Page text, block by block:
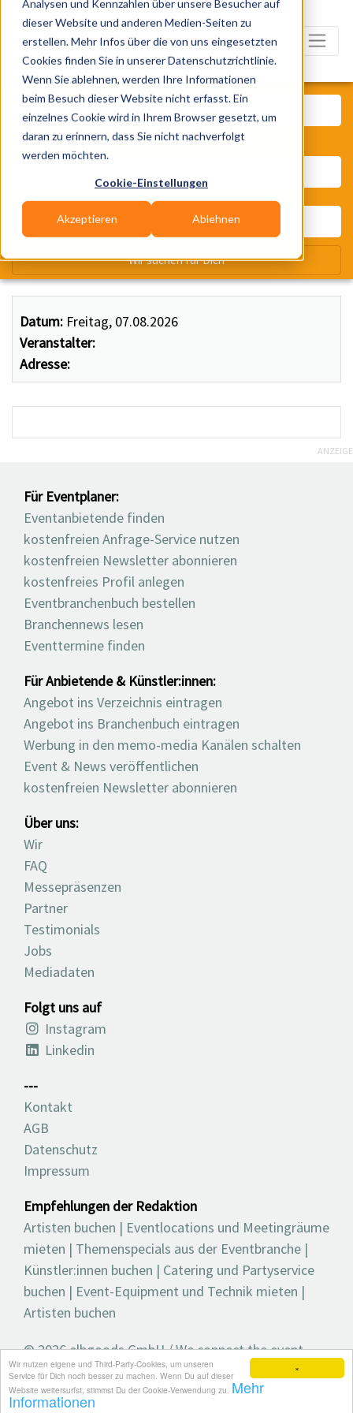
×
Wir nutzen eigene und Third-Party-Cookies, um unseren
Service für Dich noch besser zu machen. Wenn Du auf dieser
Website weitersurfst, stimmst Du der Cookie-Verwendung zu. Mehr
Informationen
Analysen und Kennzahlen über unsere Besucher auf
dieser Website und anderen Medien-Seiten zu
erstellen. Mehr Infos über die von uns eingesetzten
Cookies finden Sie in unserer Datenschutzrichtlinie.
Wenn Sie ablehnen, werden Ihre Informationen
beim Besuch dieser Website nicht erfasst. Ein
einzelnes Cookie wird in Ihrem Browser gesetzt, um
daran zu erinnern, dass Sie nicht nachverfolgt
werden möchten.
Cookie-Einstellungen
Akzeptieren Ablehnen
Datum: Freitag, 07.08.2026
Veranstalter:
Adresse:
Was? Künstler, Zelte, Bands,
Wir suchen für Dich
ANZEIGE
Für Eventplaner:
Eventanbietende finden
kostenfreien Anfrage-Service nutzen
kostenfreien Newsletter abonnieren
kostenfreies Profil anlegen
Eventbranchenbuch bestellen
Branchennews lesen
Eventtermine finden
Für Anbietende & Künstler:innen:
Angebot ins Verzeichnis eintragen
Angebot ins Branchenbuch eintragen
Werbung in den memo-media Kanälen schalten
Event & News veröffentlichen
kostenfreien Newsletter abonnieren
Über uns:
Wir
FAQ
Messepräsenzen
Partner
Testimonials
Jobs
Mediadaten
Folgt uns auf
Instagram
Linkedin
---
Kontakt
AGB
Datenschutz
Impressum
Empfehlungen der Redaktion
Artisten buchen | Eventlocations und Meetingräume
mieten | Themenspecials aus der Eventbranche |
Künstler:innen buchen | Catering und Partyservice
buchen | Event-Equipment und Technik mieten |
Artisten buchen
© 2026 elbgoods GmbH / We connect the event
industry / Medienvielfalt für die Eventplanung /
Eventbranchenbuch, Blog, Magazin und mehr